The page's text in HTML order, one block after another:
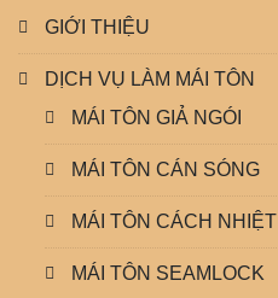
GIỚI THIỆU
DỊCH VỤ LÀM MÁI TÔN
MÁI TÔN GIẢ NGÓI
MÁI TÔN CÁN SÓNG
MÁI TÔN CÁCH NHIỆT
MÁI TÔN SEAMLOCK